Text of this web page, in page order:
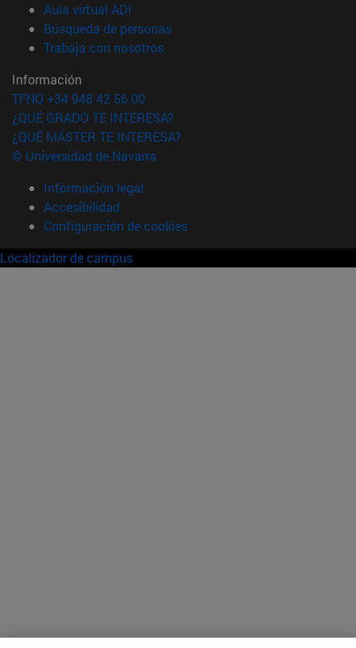
Aula virtual ADI
Búsqueda de personas(abre en nueva ventana)
Trabaja con nosotros(abre en nueva ventana)
Información
TFNO +34 948 42 56 00
¿QUÉ GRADO TE INTERESA?
¿QUÉ MÁSTER TE INTERESA?
© Universidad de Navarra
Información legal
Accesibilidad
Configuración de cookies
Localizador de campus